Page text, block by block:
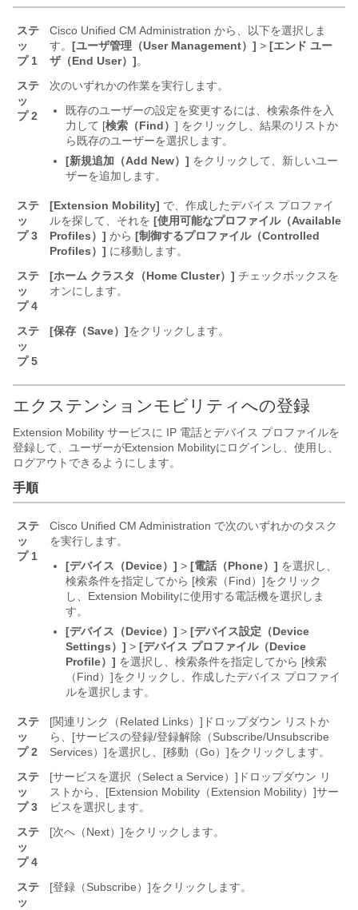
ステ
ッ
プ 1
Cisco Unified CM Administration から、以下を選択しま
す。 [ユーザ管理（User Management）] > [エンド ユー
ザ（End User）]。
ステ
ッ
プ 2
次のいずれかの作業を実行します。
既存のユーザーの設定を変更するには、検索条件を入
力して [検索（Find） ] をクリックし、結果のリストか
ら既存のユーザーを選択します。
[新規追加（Add New）] をクリックして、新しいユー
ザーを追加します。
ステ
ッ
プ 3
[Extension Mobility] で、作成したデバイス プロファイ
ルを探して、それを [使用可能なプロファイル（Available
Profiles）] から [制御するプロファイル（Controlled
Profiles）] に移動します。
ステ
ッ
プ 4
[ホーム クラスタ（Home Cluster）] チェックボックスを
オンにします。
ステ
ッ
プ 5
[保存（Save）]をクリックします。
エクステンションモビリティへの登録
Extension Mobility サービスに IP 電話とデバイス プロファイルを
登録して、ユーザーがExtension Mobilityにログインし、使用し、
ログアウトできるようにします。
手順
ステ
ッ
プ 1
Cisco Unified CM Administration で次のいずれかのタスク
を実行します。
[デバイス（Device）] > [電話（Phone）] を選択し、
検索条件を指定してから [検索（Find）]をクリック
し、Extension Mobilityに使用する電話機を選択しま
す。
[デバイス（Device）] > [デバイス設定（Device
Settings）] > [デバイス プロファイル（Device
Profile）] を選択し、検索条件を指定してから [検索
（Find）]をクリックし、作成したデバイス プロファイ
ルを選択します。
ステ
ッ
プ 2
[関連リンク（Related Links）] ドロップダウン リストか
ら、[サービスの登録/登録解除（Subscribe/Unsubscribe
Services）]を選択し、[移動（Go）]をクリックします。
ステ
ッ
プ 3
[サービスを選択（Select a Service）] ドロップダウン リ
ストから、[Extension Mobility（Extension Mobility）]サー
ビスを選択します。
ステ
ッ
プ 4
[次へ（Next）]をクリックします。
ステ
ッ
[登録（Subscribe）]をクリックします。